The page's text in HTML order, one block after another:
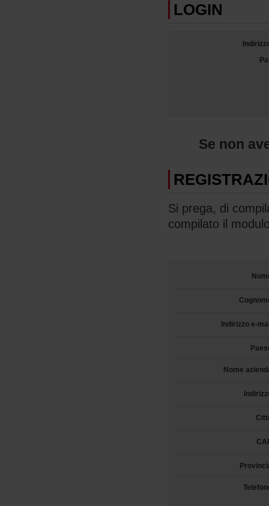
LOGIN
Se non
Si prega, di
compilato il
Indirizzo e-
Nome